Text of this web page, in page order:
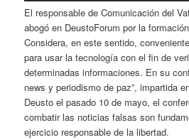
El responsable de Comunicación del
abogó en DeustoForum por la
Considera, en este sentido,
para usar la tecnología con el fin de
determinadas informaciones. En su
news y periodismo de paz”, impartida
Deusto el pasado 10 de mayo, el
combatir las noticias falsas son
ejercicio responsable de la libertad.